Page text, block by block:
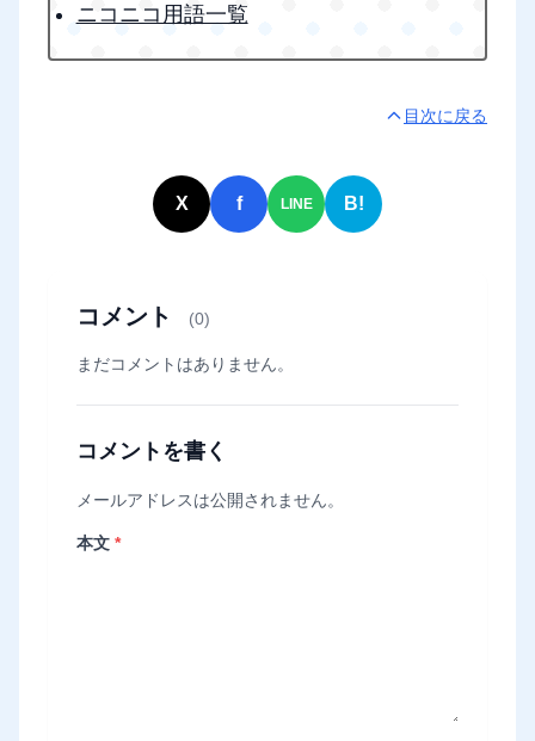
ニコニコ用語一覧
目次に戻る
X f LINE B!
コメント (0)
まだコメントはありません。
コメントを書く
メールアドレスは公開されません。
本文 *